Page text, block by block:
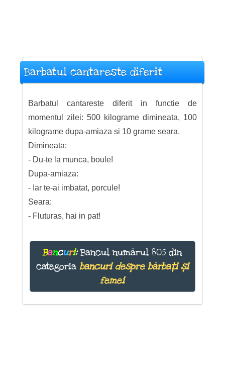
Barbatul cantareste diferit
Barbatul cantareste diferit in functie de
momentul zilei: 500 kilograme dimineata, 100
kilograme dupa-amiaza si 10 grame seara.
Dimineata:
- Du-te la munca, boule!
Dupa-amiaza:
- Iar te-ai imbatat, porcule!
Seara:
- Fluturas, hai in pat!
Bancuri:Bancul numărul 805 din
categoria bancuri despre bărbați și
femei